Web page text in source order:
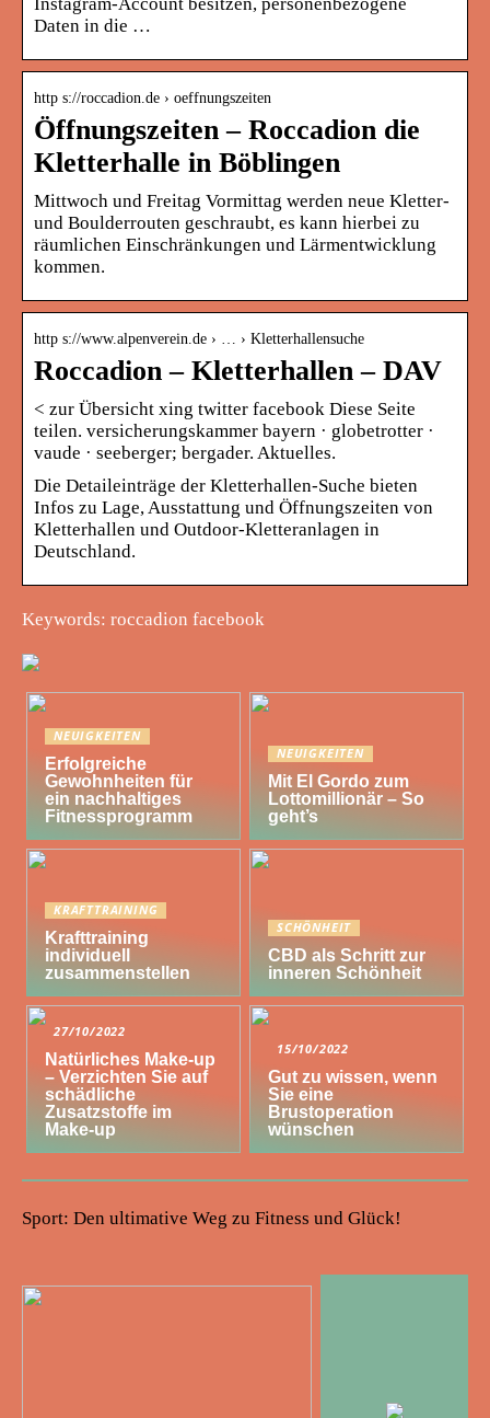
Daten in die …
http s://roccadion.de › oeffnungszeiten
Öffnungszeiten – Roccadion die
Kletterhalle in Böblingen
Mittwoch und Freitag Vormittag werden neue Kletter-
und Boulderrouten geschraubt, es kann hierbei zu
räumlichen Einschränkungen und Lärmentwicklung
kommen.
http s://www.alpenverein.de › … › Kletterhallensuche
Roccadion – Kletterhallen – DAV
< zur Übersicht xing twitter facebook Diese Seite
teilen. versicherungskammer bayern · globetrotter ·
vaude · seeberger; bergader. Aktuelles.
Die Detaileinträge der Kletterhallen-Suche bieten
Infos zu Lage, Ausstattung und Öffnungszeiten von
Kletterhallen und Outdoor-Kletteranlagen in
Deutschland.
Keywords: roccadion facebook
NEUIGKEITEN
Erfolgreiche
Gewohnheiten für
ein nachhaltiges
Fitnessprogramm
NEUIGKEITEN
Mit El Gordo zum
Lottomillionär – So
geht’s
KRAFTTRAINING
Krafttraining
individuell
zusammenstellen
SCHÖNHEIT
CBD als Schritt zur
inneren Schönheit
27/10/2022
Natürliches Make-up
– Verzichten Sie auf
schädliche
Zusatzstoffe im
Make-up
15/10/2022
Gut zu wissen, wenn
Sie eine
Brustoperation
wünschen
Sport: Den ultimative Weg zu Fitness und Glück!